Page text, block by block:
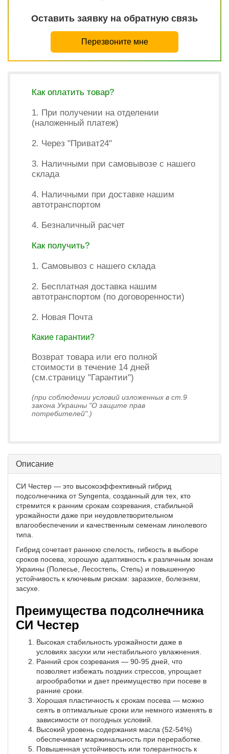
Оставить заявку на обратную связь
Перезвоните мне
Как оплатить товар?
1. При получении на отделении
(наложенный платеж)
2. Через "Приват24"
3. Наличными при самовывозе с нашего
склада
4. Наличными при доставке нашим
автотранспортом
4. Безналичный расчет
Как получить?
1. Самовывоз с нашего склада
2. Бесплатная доставка нашим
автотранспортом (по договоренности)
2. Новая Почта
Какие гарантии?
Возврат товара или его полной
стоимости в течение 14 дней
(см.страницу "Гарантии")
(при соблюдении условий изложенных в ст.9
закона Украины "О защите прав
потребителей".)
Описание
СИ Честер — это высокоэффективный гибрид
подсолнечника от Syngenta, созданный для тех, кто
стремится к ранним срокам созревания, стабильной
урожайности даже при неудовлетворительном
влагообеспечении и качественным семенам линолевого
типа.
Гибрид сочетает раннюю спелость, гибкость в выборе
сроков посева, хорошую адаптивность к различным зонам
Украины (Полесье, Лесостепь, Степь) и повышенную
устойчивость к ключевым рискам: заразихе, болезням,
засухе.
Преимущества подсолнечника
СИ Честер
Высокая стабильность урожайности даже в
условиях засухи или нестабильного увлажнения.
Ранний срок созревания — 90-95 дней, что
позволяет избежать поздних стрессов, упрощает
агрообработки и дает преимущество при посеве в
ранние сроки.
Хорошая пластичность к срокам посева — можно
сеять в оптимальные сроки или немного изменять в
зависимости от погодных условий.
Высокий уровень содержания масла (52-54%)
обеспечивает маржинальность при переработке.
Повышенная устойчивость или толерантность к